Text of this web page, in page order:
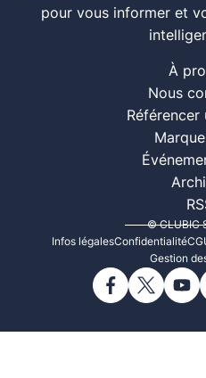
pour vous informer et
À
Nous
Référencer
© CLUBIC
Infos légalesConfidentialité
Gestion